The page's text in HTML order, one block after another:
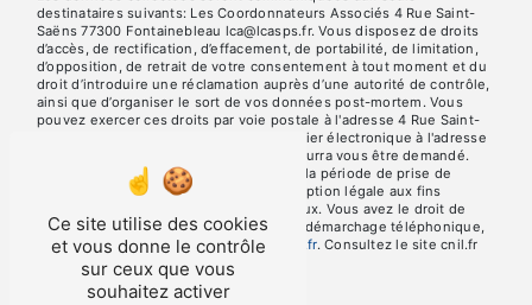
destinataires suivants: Les Coordonnateurs Associés 4 Rue Saint-
Saëns 77300 Fontainebleau lca@lcasps.fr. Vous disposez de droits
d’accès, de rectification, d’effacement, de portabilité, de limitation,
d’opposition, de retrait de votre consentement à tout moment et du
droit d’introduire une réclamation auprès d’une autorité de contrôle,
ainsi que d’organiser le sort de vos données post-mortem. Vous
pouvez exercer ces droits par voie postale à l'adresse 4 Rue Saint-
Saëns 77300 Fontainebleau ou par courrier électronique à l'adresse
lca@lcasps.fr. Un justificatif d'identité pourra vous être demandé.
Nous conservons vos données pendant la période de prise de
contact puis pendant la durée de prescription légale aux fins
probatoires et de gestion des contentieux. Vous avez le droit de
vous inscrire sur la liste d'opposition au démarchage téléphonique,
disponible à cette adresse:Bloctel.gouv.fr. Consultez le site cnil.fr
pour plus d’informations sur vos droits.
Ce site utilise des cookies
et vous donne le contrôle
sur ceux que vous
souhaitez activer